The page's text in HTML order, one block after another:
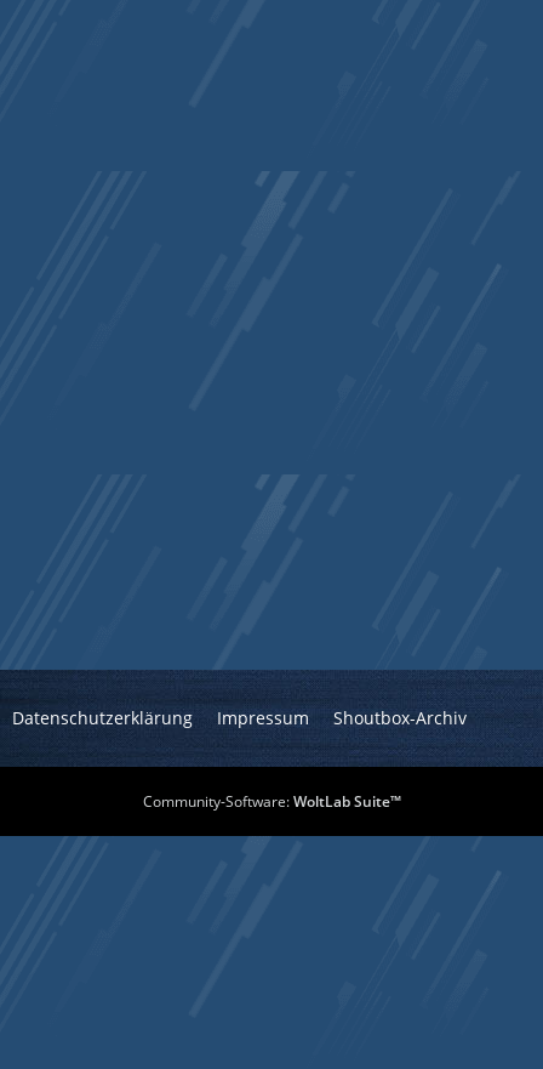
Datenschutzerklärung Impressum Shoutbox-Archiv
Community-Software:WoltLab Suite™